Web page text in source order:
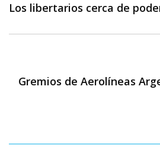
Los libertarios cerca de
Gremios de Aerolíneas